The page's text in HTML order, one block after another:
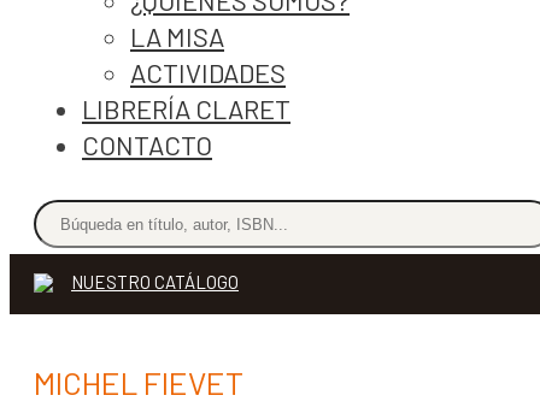
LA MISA
ACTIVIDADES
LIBRERÍA CLARET
CONTACTO
NUESTRO CATÁLOGO
MICHEL FIEVET